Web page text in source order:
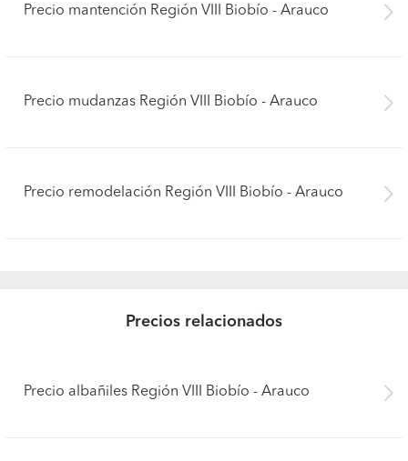
Precio mantención Región VIII Biobío - Arauco
Precio mudanzas Región VIII Biobío - Arauco
Precio remodelación Región VIII Biobío - Arauco
Precios relacionados
Precio albañiles Región VIII Biobío - Arauco